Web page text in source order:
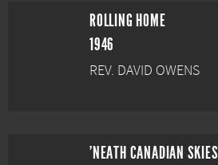
ROLLING HOME
1946
REV. DAVID OWENS
'NEATH CANADIAN SKIES